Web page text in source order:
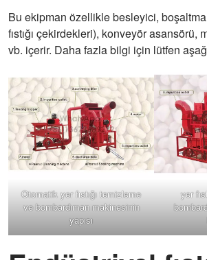
Bu ekipman özellikle besleyici,
fıstığı çekirdekleri), konveyör asansörü,
vb. içerir. Daha fazla bilgi için lütfen
Otomatik yer fıstığı temizleme
ve bombardıman makinesinin
yapısı
yer